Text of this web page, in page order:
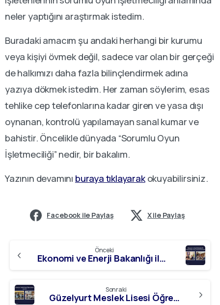
neler yaptığını araştırmak istedim.
Buradaki amacım şu andaki herhangi bir kurumu
veya kişiyi övmek değil, sadece var olan bir gerçeği
de halkımızı daha fazla bilinçlendirmek adına
yazıya dökmek istedim. Her zaman söylerim, esas
tehlike cep telefonlarına kadar giren ve yasa dışı
oynanan, kontrolü yapılamayan sanal kumar ve
bahistir. Öncelikle dünyada “Sorumlu Oyun
İşletmeciliği” nedir, bir bakalım.
Yazının devamını buraya tıklayarakokuyabilirsiniz.
Facebook ile Paylaş X ile Paylaş
Önceki
Ekonomi ve Enerji Bakanlığı ile Özel İş Birliği ve Burs Protokolü İmzalandı
Sonraki
Güzelyurt Meslek Lisesi Öğrencilerini Ağırladık